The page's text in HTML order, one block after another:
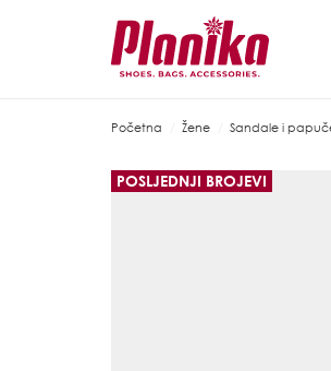
Početna Žene Sandale i
POSLJEDNJI BROJEVI